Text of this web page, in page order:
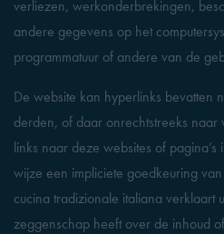
verliezen, werkonderbrekingen,
andere gegevens op het
programmatuur of andere van de
De website kan hyperlinks bevatten
derden, of daar onrechtstreeks
links naar deze websites of
wijze een impliciete goedkeuring
cucina tradizionale italiana verklaart
zeggenschap heeft over de inhoud